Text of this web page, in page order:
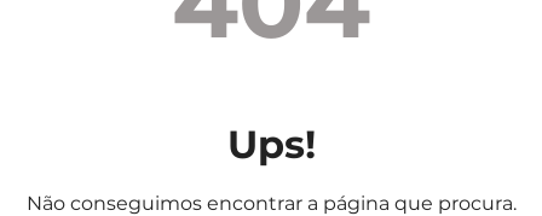
Carreira
Sociedade
Ups!
Não conseguimos encontrar a página que procura.